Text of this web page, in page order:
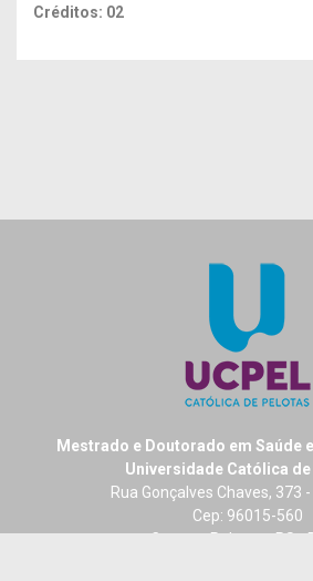
Créditos: 02
Mestrado e Doutorado em Saúde
Universidade Católica
Rua Gonçalves Chaves, 373
Cep: 96015-560
Centro - Pelotas - RS -